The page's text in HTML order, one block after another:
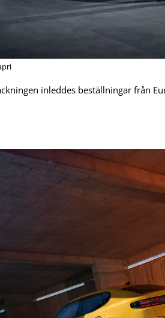
inleddes beställningar från